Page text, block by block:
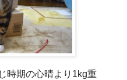
時期の心晴より1kg重